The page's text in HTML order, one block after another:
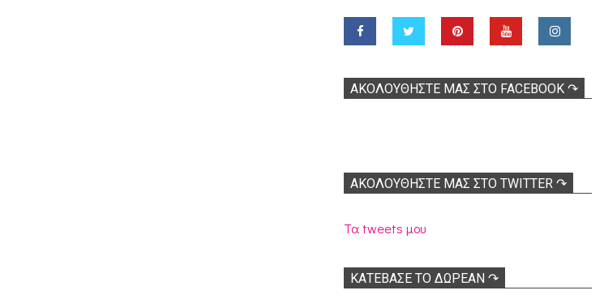
ΑΚΟΛOΥΘΉΣΤΕ ΜΑΣ ΣΤΟ FACEBOOK ↷
ΑΚΟΛΟΥΘΉΣΤΕ ΜΑΣ ΣΤΟ TWITTER ↷
Τα tweets μου
ΚΑΤΕΒΑΣΕ ΤΟ ΔΩΡΕΑΝ ↷